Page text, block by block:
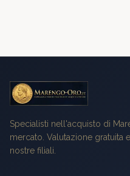
Specialisti nell'acquisto di
mercato. Valutazione gratuita
nostre filiali.